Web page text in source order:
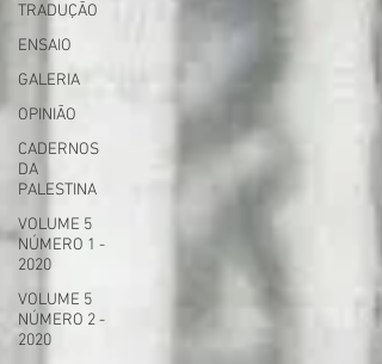
TRADUÇÃO
ENSAIO
GALERIA
OPINIÃO
CADERNOS
DA
PALESTINA
VOLUME 5
NÚMERO 1 -
2020
VOLUME 5
NÚMERO 2 -
2020